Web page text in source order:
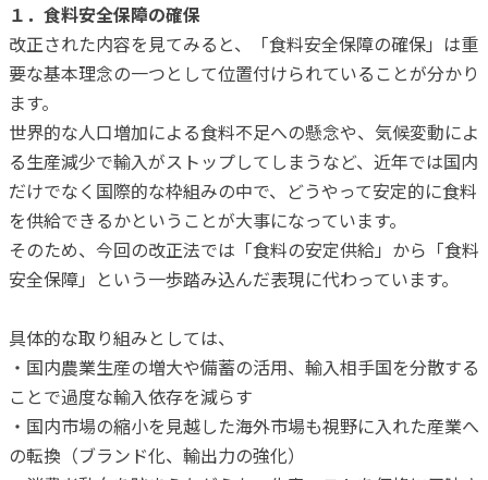
１．食料安全保障の確保
改正された内容を見てみると、「食料安全保障の確保」は重
要な基本理念の一つとして位置付けられていることが分かり
ます。
世界的な人口増加による食料不足への懸念や、気候変動によ
る生産減少で輸入がストップしてしまうなど、近年では国内
だけでなく国際的な枠組みの中で、どうやって安定的に食料
を供給できるかということが大事になっています。
そのため、今回の改正法では「食料の安定供給」から「食料
安全保障」という一歩踏み込んだ表現に代わっています。
具体的な取り組みとしては、
・国内農業生産の増大や備蓄の活用、輸入相手国を分散する
ことで過度な輸入依存を減らす
・国内市場の縮小を見越した海外市場も視野に入れた産業へ
の転換（ブランド化、輸出力の強化）